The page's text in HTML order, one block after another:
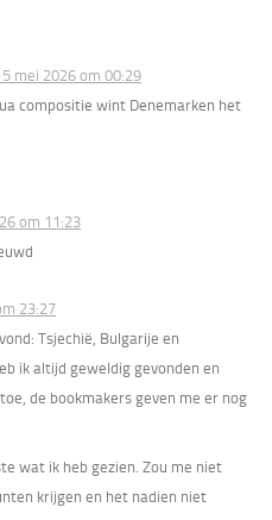
mei 2026 om 00:29
compositie wint Denemarken het
om 11:23
23:27
Tsjechië, Bulgarije en
ik altijd geweldig gevonden en
de bookmakers geven me er nog
wat ik heb gezien. Zou me niet
krijgen en het nadien niet